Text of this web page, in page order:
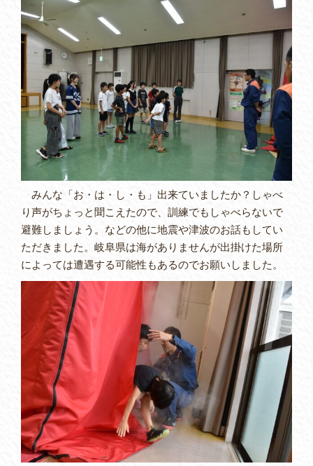
みんな「お・は・し・も」出来ていましたか？しゃべ
り声がちょっと聞こえたので、訓練でもしゃべらないで
避難しましょう。などの他に地震や津波のお話もしてい
ただきました。岐阜県は海がありませんが出掛けた場所
によっては遭遇する可能性もあるのでお願いしました。